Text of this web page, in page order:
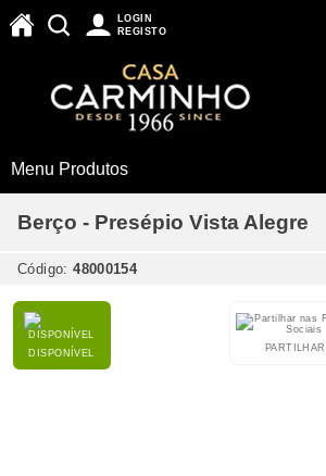
LOGIN
REGISTO
Menu Produtos
Berço - Presépio Vista Alegre
Código:48000154
DISPONÍVEL PARTILHAR